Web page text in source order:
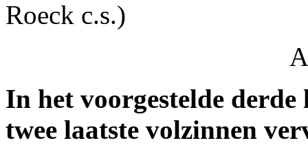
Roeck c.s.)
In het voorgestelde
twee laatste volzinnen